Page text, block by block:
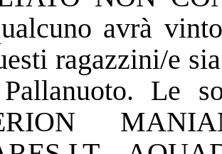
avrà
ragazzini/e
Le